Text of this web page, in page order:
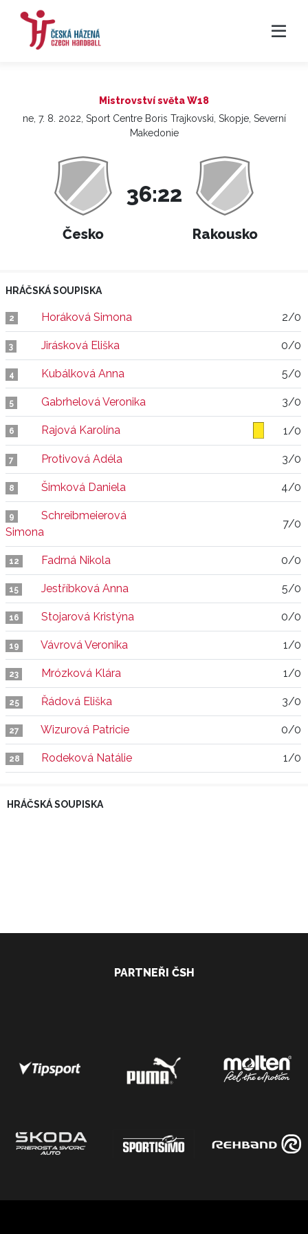
Mistrovství světa W18
ne, 7. 8. 2022, Sport Centre Boris Trajkovski, Skopje, Severní
Makedonie
Česko
36:22
Rakousko
HRÁČSKÁ SOUPISKA
2 Horáková Simona 2/0
3 Jirásková Eliška 0/0
4 Kubálková Anna 5/0
5 Gabrhelová Veronika 3/0
6 Rajová Karolína 1/0
7 Protivová Adéla 3/0
8 Šimková Daniela 4/0
9
Schreibmeierová
Simona
7/0
12 Fadrná Nikola 0/0
15 Jestříbková Anna 5/0
16 Stojarová Kristýna 0/0
19 Vávrová Veronika 1/0
23 Mrózková Klára 1/0
25 Řádová Eliška 3/0
27 Wizurová Patricie 0/0
28 Rodeková Natálie 1/0
HRÁČSKÁ SOUPISKA
PARTNEŘI ČSH